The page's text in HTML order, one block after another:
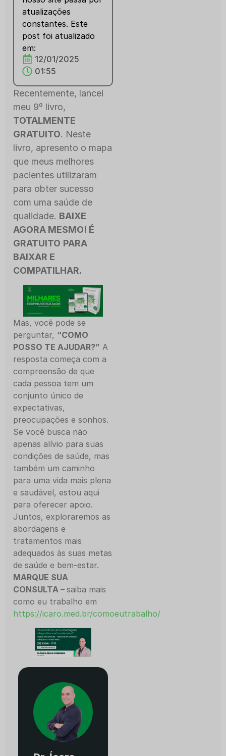
atualizações
constantes. Este
post foi atualizado
em:
12/01/2025
01:55
Recentemente, lancei
meu 9º livro,
TOTALMENTE
GRATUITO. Neste
livro, apresento o mapa
que meus melhores
pacientes utilizaram
para obter sucesso
com uma saúde de
qualidade. BAIXE
AGORA MESMO! É
GRATUITO PARA
BAIXAR E
COMPATILHAR.
Mas, você pode se
perguntar, “COMO
POSSO TE AJUDAR?” A
resposta começa com a
compreensão de que
cada pessoa tem um
conjunto único de
expectativas,
preocupações e sonhos.
Se você busca não
apenas alívio para suas
condições de saúde, mas
também um caminho
para uma vida mais plena
e saudável, estou aqui
para oferecer apoio.
Juntos, exploraremos as
abordagens e
tratamentos mais
adequados às suas metas
de saúde e bem-estar.
MARQUE SUA
CONSULTA – saiba mais
como eu trabalho em
https://icaro.med.br/comoeutrabalho/